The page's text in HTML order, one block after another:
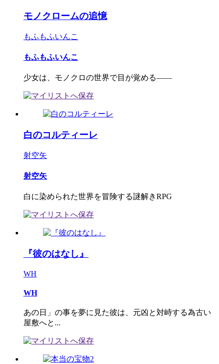
モノクロームの追憶
もふもふいんこ
もふもふいんこ
少女は、モノクロの世界で目が覚める――
白のコルティーレ
射空矢
射空矢
白に染められた世界を冒険する謎解きRPG
『彼のはなし』
WH
WH
あの日」の事を夢に見た彼は、元凶と対峙する為古い
屋敷へと...